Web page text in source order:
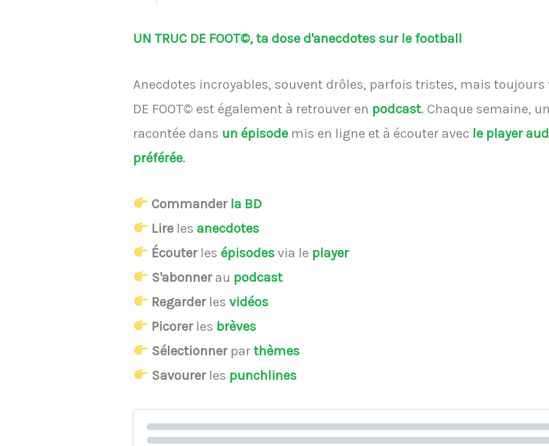
UN TRUC DE FOOT©, ta dose d'anecdotes sur le football
Anecdotes incroyables, souvent drôles, parfois tristes, mais toujours
DE FOOT© est également à retrouver en podcast. Chaque semaine,
racontée dans un épisode mis en ligne et à écouter avec le player
préférée.
Commander la BD
Lire les anecdotes
Écouterles épisodesvia le player
S'abonnerau podcast
Regarderlesvidéos
Picorerles brèves
Sélectionnerparthèmes
Savourerles punchlines